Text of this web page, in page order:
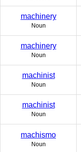
machinery
Noun
machinery
Noun
machinist
Noun
machinist
Noun
machismo
Noun